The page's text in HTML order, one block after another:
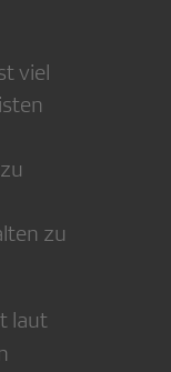
viel
zu
laut